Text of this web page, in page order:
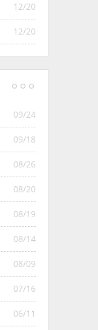
12/20
12/20
09/24
09/18
08/26
08/20
08/19
08/14
08/09
07/16
06/11